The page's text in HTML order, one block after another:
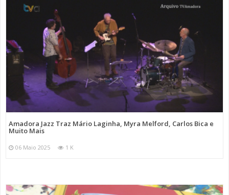
Amadora Jazz Traz Mário Laginha, Myra Melford, Carlos Bica e
Muito Mais
06 Maio 2025 1 K